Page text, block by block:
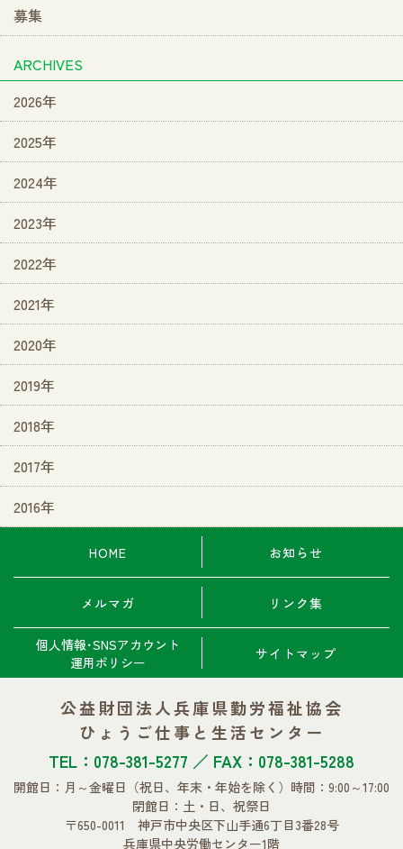
募集
ARCHIVES
2026年
2025年
2024年
2023年
2022年
2021年
2020年
2019年
2018年
2017年
2016年
HOME お知らせ
メルマガ リンク集
個人情報･SNSアカウント
運用ポリシー
サイトマップ
公益財団法人兵庫県勤労福祉協会
ひょうご仕事と生活センター
TEL：078-381-5277 ／ FAX：078-381-5288
開館日：月～金曜日 （祝日、年末・年始を除く） 時間：9:00～17:00
閉館日：土・日、祝祭日
〒650-0011 神戸市中央区下山手通6丁目3番28号
兵庫県中央労働センター1階